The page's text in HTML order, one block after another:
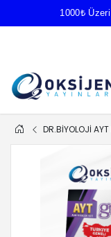
1000₺
DR.BİYOLOJİ AYT